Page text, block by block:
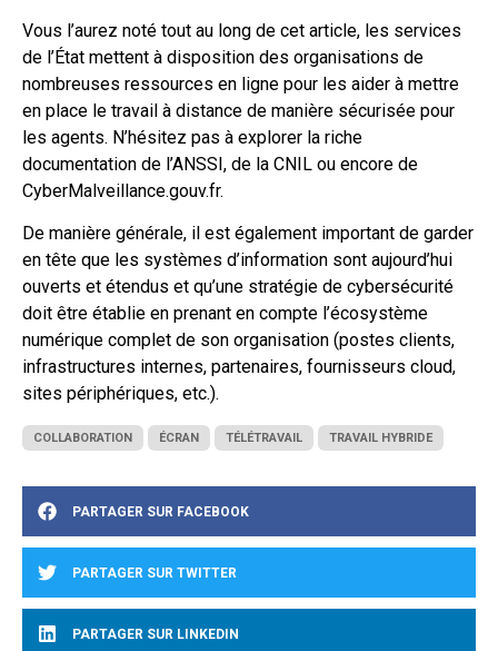
Vous l’aurez noté tout au long de cet article, les services
de l’État mettent à disposition des organisations de
nombreuses ressources en ligne pour les aider à mettre
en place le travail à distance de manière sécurisée pour
les agents. N’hésitez pas à explorer la riche
documentation de l’ANSSI, de la CNIL ou encore de
CyberMalveillance.gouv.fr.
De manière générale, il est également important de garder
en tête que les systèmes d’information sont aujourd’hui
ouverts et étendus et qu’une stratégie de cybersécurité
doit être établie en prenant en compte l’écosystème
numérique complet de son organisation (postes clients,
infrastructures internes, partenaires, fournisseurs cloud,
sites périphériques, etc.).
COLLABORATION ÉCRAN TÉLÉTRAVAIL TRAVAIL HYBRIDE
PARTAGER SUR FACEBOOK
PARTAGER SUR TWITTER
PARTAGER SUR LINKEDIN